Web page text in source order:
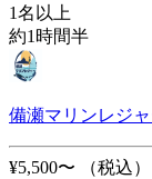
1名以上
約1時間半
備瀬マリンレジ
¥5,500〜
（税込）